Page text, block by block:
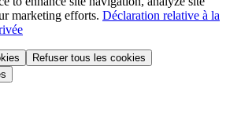
marketing efforts. Déclaration relative à la
Refuser tous les cookies